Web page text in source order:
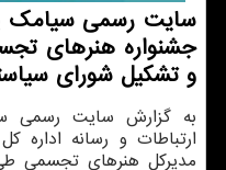
سایت رسمی سیامک
جشنواره هنرهای
و تشکیل شورای
به گزارش سایت رسمی
ارتباطات و رسانه
مدیرکل هنرهای تجسمی